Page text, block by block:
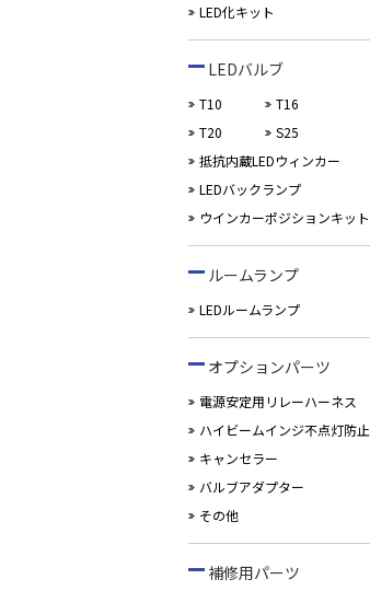
LED化キット
LEDバルブ
T10
T16
T20
S25
抵抗内蔵LEDウィンカー
LEDバックランプ
ウインカーポジションキット
ルームランプ
LEDルームランプ
オプションパーツ
電源安定用リレーハーネス
ハイビームインジ不点灯防止
キャンセラー
バルブアダプター
その他
補修用パーツ